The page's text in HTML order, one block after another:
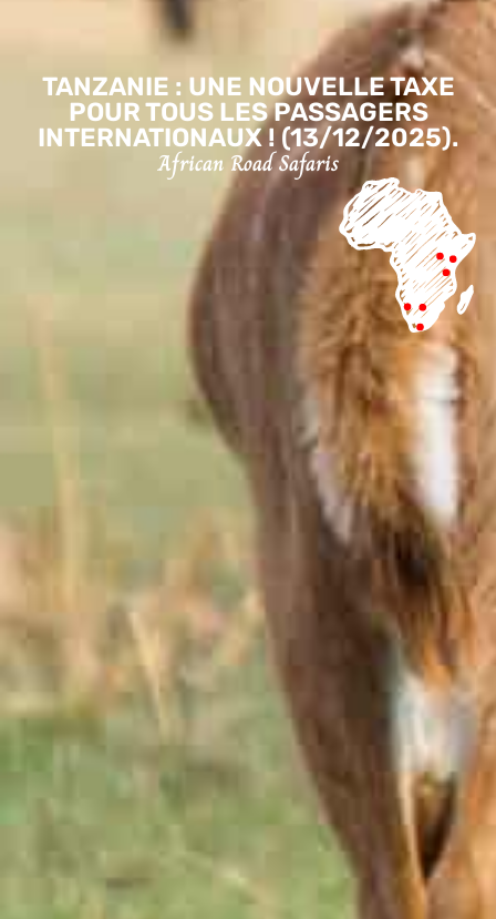
TANZANIE : UNE NOUVELLE TAXE
POUR TOUS LES PASSAGERS
INTERNATIONAUX ! (13/12/2025).
African Road Safaris